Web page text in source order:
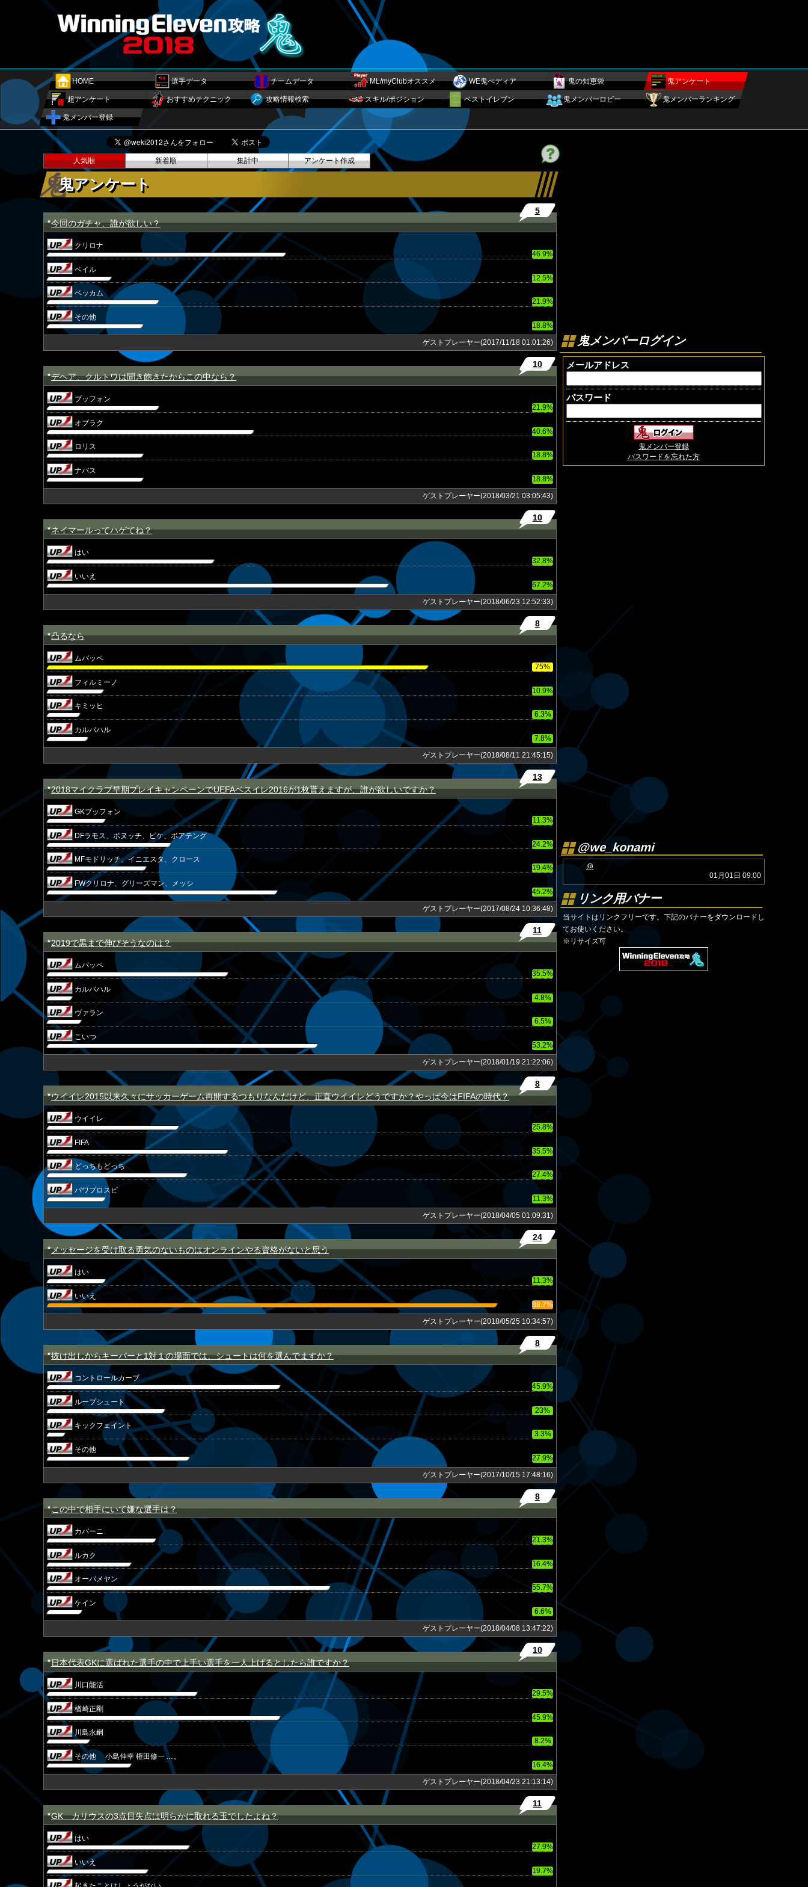
HOME 選手データ チームデータ ML/myClubオススメ WE鬼ぺディア 鬼の知恵袋 鬼アンケート
超アンケート おすすめテクニック 攻略情報検索 スキル/ポジション ベストイレブン 鬼メンバーロビー 鬼メンバーランキング
鬼メンバー登録
人気順 新着順 集計中 アンケート作成
鬼アンケート
★今回のガチャ、誰が欲しい？
5
クリロナ
46.9%
ベイル
12.5%
ベッカム
21.9%
その他
18.8%
ゲストプレーヤー(2017/11/18 01:01:26)
★デヘア、クルトワは聞き飽きたからこの中なら？
10
ブッフォン
21.9%
オブラク
40.6%
ロリス
18.8%
ナバス
18.8%
ゲストプレーヤー(2018/03/21 03:05:43)
★ネイマールってハゲてね？
10
はい
32.8%
いいえ
67.2%
ゲストプレーヤー(2018/06/23 12:52:33)
★凸るなら
8
ムバッペ
75%
フィルミーノ
10.9%
キミッヒ
6.3%
カルバハル
7.8%
ゲストプレーヤー(2018/08/11 21:45:15)
★2018マイクラブ早期プレイキャンペーンでUEFAベスイレ2016が1枚貰えますが、誰が欲しいですか？
13
GKブッフォン
11.3%
DFラモス、ボヌッチ、ピケ、ボアテング
24.2%
MFモドリッチ、イニエスタ、クロース
19.4%
FWクリロナ、グリーズマン、メッシ
45.2%
ゲストプレーヤー(2017/08/24 10:36:48)
★2019で黒まで伸びそうなのは？
11
ムバッペ
35.5%
カルバハル
4.8%
ヴァラン
6.5%
こいつ
53.2%
ゲストプレーヤー(2018/01/19 21:22:06)
★ウイイレ2015以来久々にサッカーゲーム再開するつもりなんだけど、正直ウイイレどうですか？やっぱ今はFIFAの時代？
8
ウイイレ
25.8%
FIFA
35.5%
どっちもどっち
27.4%
パワプロスピ
11.3%
ゲストプレーヤー(2018/04/05 01:09:31)
★メッセージを受け取る勇気のないものはオンラインやる資格がないと思う
24
はい
11.3%
いいえ
88.7%
ゲストプレーヤー(2018/05/25 10:34:57)
★抜け出しからキーパーと1対１の場面では、シュートは何を選んでますか？
8
コントロールカーブ
45.9%
ループシュート
23%
キックフェイント
3.3%
その他
27.9%
ゲストプレーヤー(2017/10/15 17:48:16)
★この中で相手にいて嫌な選手は？
8
カバーニ
21.3%
ルカク
16.4%
オーバメヤン
55.7%
ケイン
6.6%
ゲストプレーヤー(2018/04/08 13:47:22)
★日本代表GKに選ばれた選手の中で上手い選手を一人上げるとしたら誰ですか？
10
川口能活
29.5%
楢崎正剛
45.9%
川島永嗣
8.2%
その他 小島伸幸 権田修一 ....。
16.4%
ゲストプレーヤー(2018/04/23 21:13:14)
★GK カリウスの3点目失点は明らかに取れる玉でしたよね？
11
はい
27.9%
いいえ
19.7%
鬼メンバーログイン
メールアドレス
パスワード
鬼メンバー登録
パスワードを忘れた方
@we_konami
@
01月01日 09:00
リンク用バナー
当サイトはリンクフリーです。下記のバナーをダウンロードし
てお使いください。
※リサイズ可